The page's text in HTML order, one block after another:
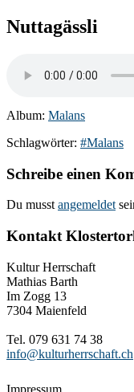
Nuttagässli
Album: Malans
Schlagwörter: #Malans
Schreibe einen
Du musst angemeldet
Kontakt
Kultur Herrschaft
Mathias Barth
Im Zogg 13
7304 Maienfeld
Tel. 079 631 74 38
info@kulturherrschaft.ch